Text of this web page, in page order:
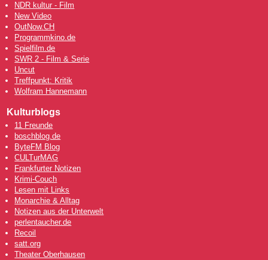
NDR kultur - Film
New Video
OutNow.CH
Programmkino.de
Spielfilm.de
SWR 2 - Film & Serie
Uncut
Treffpunkt: Kritik
Wolfram Hannemann
Kulturblogs
11 Freunde
boschblog.de
ByteFM Blog
CULTurMAG
Frankfurter Notizen
Krimi-Couch
Lesen mit Links
Monarchie & Alltag
Notizen aus der Unterwelt
perlentaucher.de
Recoil
satt.org
Theater Oberhausen